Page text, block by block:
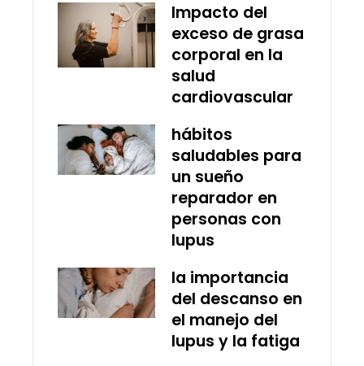
Impacto del
exceso de grasa
corporal en la
salud
cardiovascular
hábitos
saludables para
un sueño
reparador en
personas con
lupus
la importancia
del descanso en
el manejo del
lupus y la fatiga